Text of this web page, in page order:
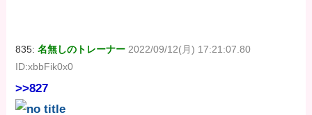
835:名無しのトレーナー 2022/09/12(月) 17:21:07.80
ID:xbbFik0x0
>>827